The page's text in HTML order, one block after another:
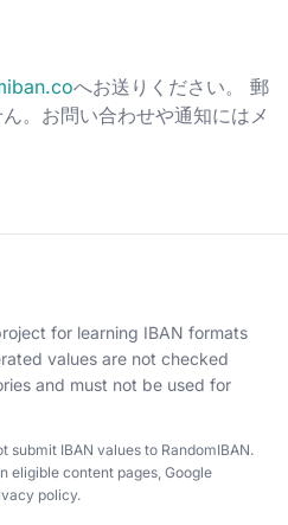
へお送りください。 郵
。お問い合わせや通知にはメ
for learning IBAN formats
values are not checked
and must not be used for
submit IBAN values to RandomIBAN.
eligible content pages, Google
policy.